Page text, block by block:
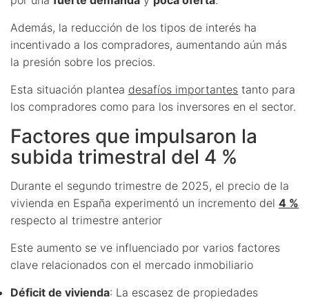
Además, la reducción de los tipos de interés ha
incentivado a los compradores, aumentando aún más
la presión sobre los precios.
Esta situación plantea desafíos importantes tanto para
los compradores como para los inversores en el sector.
Factores que impulsaron la
subida trimestral del 4 %
Durante el segundo trimestre de 2025, el precio de la
vivienda en España experimentó un incremento del 4 %
respecto al trimestre anterior
Este aumento se ve influenciado por varios factores
clave relacionados con el mercado inmobiliario
Déficit de vivienda: La escasez de propiedades